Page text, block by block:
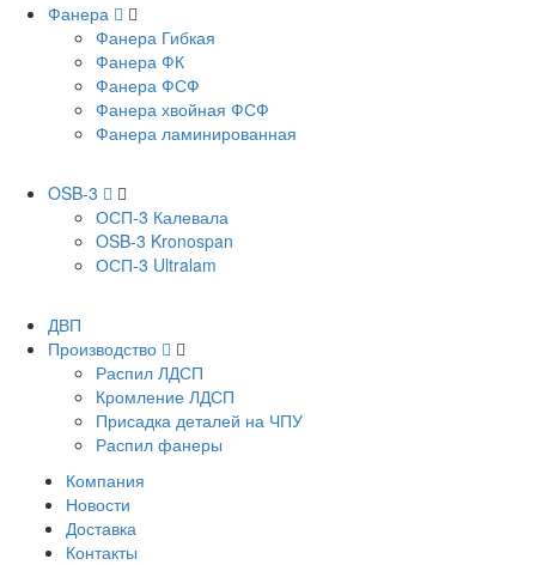
Фанера
Фанера Гибкая
Фанера ФК
Фанера ФСФ
Фанера хвойная ФСФ
Фанера ламинированная
OSB-3
ОСП-3 Калевала
OSB-3 Kronospan
ОСП-3 Ultralam
ДВП
Производство
Распил ЛДСП
Кромление ЛДСП
Присадка деталей на ЧПУ
Распил фанеры
Компания
Новости
Доставка
Контакты